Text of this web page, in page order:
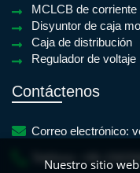
Nuestro sitio
MCLCB de
Disyuntor de caja
Caja de distribución
Regulador de voltaje
Contáctenos
Correo electrónico:
Teléfono:
+86-